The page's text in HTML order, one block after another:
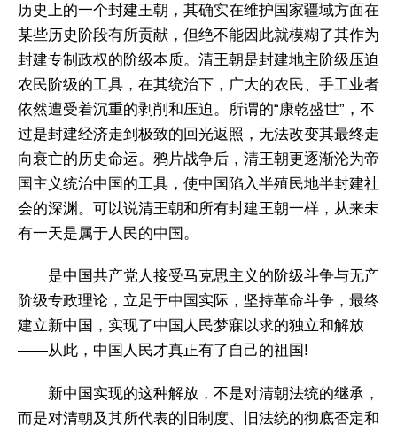
历史上的一个封建王朝，其确实在维护国家疆域方面在
某些历史阶段有所贡献，但绝不能因此就模糊了其作为
封建专制政权的阶级本质。清王朝是封建地主阶级压迫
农民阶级的工具，在其统治下，广大的农民、手工业者
依然遭受着沉重的剥削和压迫。所谓的“康乾盛世”，不
过是封建经济走到极致的回光返照，无法改变其最终走
向衰亡的历史命运。鸦片战争后，清王朝更逐渐沦为帝
国主义统治中国的工具，使中国陷入半殖民地半封建社
会的深渊。可以说清王朝和所有封建王朝一样，从来未
有一天是属于人民的中国。
是中国共产党人接受马克思主义的阶级斗争与无产
阶级专政理论，立足于中国实际，坚持革命斗争，最终
建立新中国，实现了中国人民梦寐以求的独立和解放
——从此，中国人民才真正有了自己的祖国!
新中国实现的这种解放，不是对清朝法统的继承，
而是对清朝及其所代表的旧制度、旧法统的彻底否定和